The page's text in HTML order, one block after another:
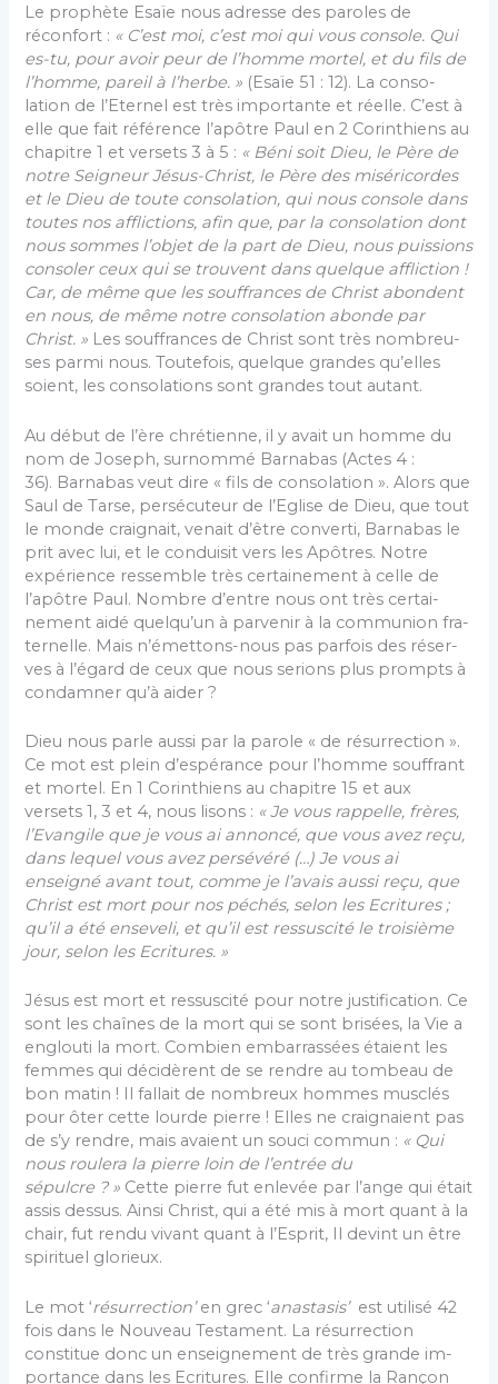
Le prophète Esaïe nous adresse des paroles de
réconfort : « C’est moi, c’est moi qui vous console. Qui
es-tu, pour avoir peur de l’homme mortel, et du fils de
l’homme, pareil à l’herbe. » (Esaïe 51 : 12). La conso­
lation de l’Eternel est très importante et réelle. C’est à
elle que fait référence l’apôtre Paul en 2 Corinthiens au
chapitre 1 et versets 3 à 5 : « Béni soit Dieu, le Père de
notre Seigneur Jésus-Christ, le Père des miséricordes
et le Dieu de toute consolation, qui nous console dans
toutes nos afflictions, afin que, par la consolation dont
nous sommes l’objet de la part de Dieu, nous puissions
consoler ceux qui se trouvent dans quelque affliction !
Car, de même que les souffrances de Christ abondent
en nous, de même notre consolation abonde par
Christ. » Les souffrances de Christ sont très nombreu­
ses parmi nous. Toutefois, quelque grandes qu’elles
soient, les consolations sont grandes tout autant.
Au début de l’ère chrétienne, il y avait un homme du
nom de Joseph, surnommé Barnabas (Actes 4 :
36). Barnabas veut dire « fils de consolation ». Alors que
Saul de Tarse, persécuteur de l’Eglise de Dieu, que tout
le monde craignait, venait d’être converti, Bar­nabas le
prit avec lui, et le conduisit vers les Apôtres. Notre
expérience ressemble très certainement à celle de
l’apôtre Paul. Nombre d’entre nous ont très certai­
nement aidé quelqu’un à parvenir à la communion fra­
ternelle. Mais n’émettons-nous pas parfois des réser­
ves à l’égard de ceux que nous serions plus prompts à
condamner qu’à aider ?
Dieu nous parle aussi par la parole « de résurrec­tion ».
Ce mot est plein d’espérance pour l’homme souffrant
et mortel. En 1 Corinthiens au chapitre 15 et aux
versets 1, 3 et 4, nous lisons : « Je vous rappelle, frères,
l’Evangile que je vous ai annoncé, que vous avez reçu,
dans lequel vous avez persévéré (…) Je vous ai
enseigné avant tout, comme je l’avais aussi reçu, que
Christ est mort pour nos péchés, selon les Ecritures ;
qu’il a été enseveli, et qu’il est ressuscité le troisième
jour, selon les Ecritures. »
Jésus est mort et ressuscité pour notre justifica­tion. Ce
sont les chaînes de la mort qui se sont brisées, la Vie a
englouti la mort. Combien embarrassées étaient les
femmes qui décidèrent de se rendre au tombeau de
bon matin ! Il fallait de nombreux hommes musclés
pour ôter cette lourde pierre ! Elles ne crai­gnaient pas
de s’y rendre, mais avaient un souci com­mun : « Qui
nous roulera la pierre loin de l’entrée du
sépulcre ? » Cette pierre fut enlevée par l’ange qui était
assis dessus. Ainsi Christ, qui a été mis à mort quant à la
chair, fut rendu vivant quant à l’Esprit, Il de­vint un être
spirituel glorieux.
Le mot ‘résurrection’en grec ‘anastasis’est utilisé 42
fois dans le Nouveau Testament. La résurrection
constitue donc un enseignement de très grande im­
portance dans les Ecritures. Elle confirme la Rançon